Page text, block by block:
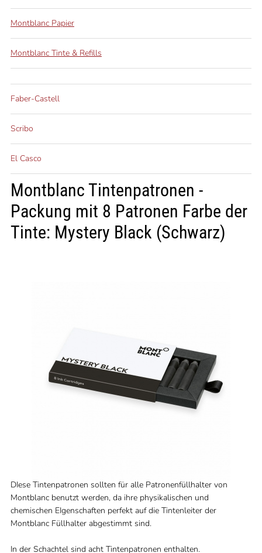
Montblanc Papier
Montblanc Tinte & Refills
Faber-Castell
Scribo
El Casco
Montblanc Tintenpatronen -
Packung mit 8 Patronen Farbe der
Tinte: Mystery Black (Schwarz)
DIese Tintenpatronen sollten für alle Patronenfüllhalter von
Montblanc benutzt werden, da ihre physikalischen und
chemischen EIgenschaften perfekt auf die Tintenleiter der
Montblanc Füllhalter abgestimmt sind.
In der Schachtel sind acht Tintenpatronen enthalten.